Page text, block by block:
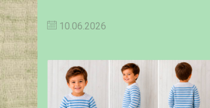
10.06.2026